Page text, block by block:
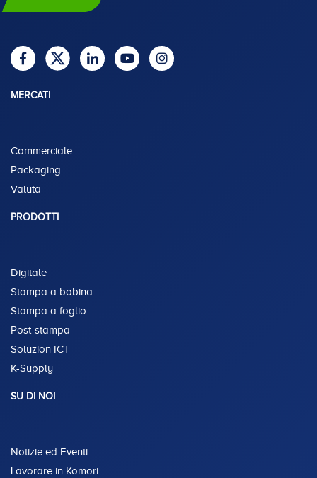
MERCATI
Commerciale
Packaging
Valuta
PRODOTTI
Digitale
Stampa a bobina
Stampa a foglio
Post-stampa
Soluzion ICT
K-Supply
SU DI NOI
Notizie ed Eventi
Lavorare in Komori